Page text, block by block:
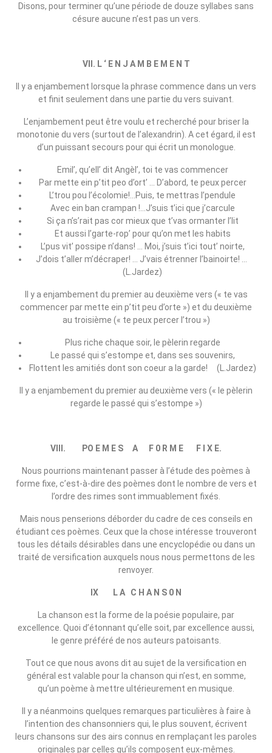
Disons, pour terminer qu’une période de douze syllabes sans
césure aucune n’est pas un vers.
VII. L ‘ E N J A M B E M E N T
Il y a enjambement lorsque la phrase commence dans un vers
et finit seulement dans une partie du vers suivant.
L’enjambement peut être voulu et recherché pour briser la
monotonie du vers (surtout de l’alexandrin). A cet égard, il est
d’un puissant secours pour qui écrit un monologue.
Emil’, qu’ell’ dit Angèl’, toi te vas commencer
Par mette ein p’tit peo d’ort’ … D’abord, te peux percer
L’trou pou l’écolomie!…Puis, te mettras l’pendule
Avec ein ban crampan !…J’suis t’ici que j’carcule
Si ça n’s’rait pas cor mieux que t’vas ormanter l’lit
Et aussi l’garte‑rop’ pour qu’on met les habits
L’pus vit’ possipe n’dans! … Moi, j’suis t’ici tout’ noirte,
J’dois t’aller m’décraper! … J’vais étrenner l’bainoirte! …
(L.Jardez)
Il y a enjambement du premier au deuxième vers (« te vas
commencer par mette ein p’tit peu d’orte ») et du deuxième
au troisième (« te peux percer l’trou »)
Plus riche chaque soir, le pèlerin regarde
Le passé qui s’estompe et, dans ses souvenirs,
Flottent les amitiés dont son coeur a la garde! (L.Jardez)
Il y a enjambement du premier au deuxième vers (« le pèlerin
regarde le passé qui s’estompe »)
VIII. PO E M E S A F 0 R M E F I X E.
Nous pourrions maintenant passer à l’étude des poèmes à
forme fixe, c’est‑à‑dire des poèmes dont le nombre de vers et
l’ordre des rimes sont immuablement fixés.
Mais nous penserions déborder du cadre de ces conseils en
étudiant ces poèmes. Ceux que la chose intéresse trouveront
tous les détails désirables dans une encyclopédie ou dans un
traité de versification auxquels nous nous permettons de les
renvoyer.
IX L A C H A N S 0 N
La chanson est la forme de la poésie populaire, par
excellence. Quoi d’étonnant qu’elle soit, par excellence aussi,
le genre préféré de nos auteurs patoisants.
Tout ce que nous avons dit au sujet de la versification en
général est valable pour la chanson qui n’est, en somme,
qu’un poème à mettre ultérieurement en musique.
Il y a néanmoins quelques remarques particulières à faire à
l’intention des chansonniers qui, le plus souvent, écrivent
leurs chansons sur des airs connus en remplaçant les paroles
originales par celles qu’ils composent eux‑mêmes.